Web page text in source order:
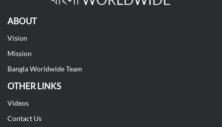
ABOUT
Vision
Mission
Bangla Worldwide Team
OTHER LINKS
Videos
Contact Us